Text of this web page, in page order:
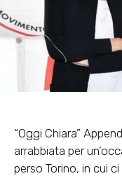
“Oggi Chiara”
arrabbiata per
perso Torino, in cui